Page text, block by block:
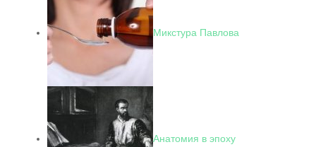
Микстура Павлова
Анатомия в эпоху